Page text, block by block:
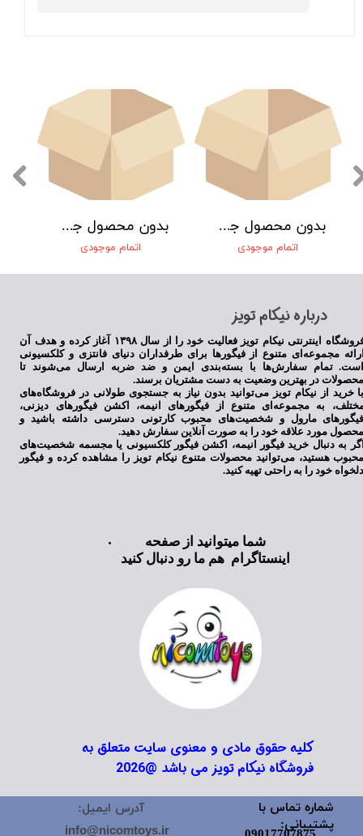
★★★★★
بدون محصول جهت نمایش
اتمام موجودی
بدون محصول جهت نمایش
اتمام موجودی
​درباره نیکام تویز
فروشگاه اینترنتی نیکام تویز فعالیت خود را از سال ۱۳۹۸ آغاز کرده و هدف آن
مجموعه‌ای متنوع از فیگورها برای طرفداران دنیای فانتزی و کلکسیونی
تمام سفارش‌ها با بسته‌بندی ایمن و ضد ضربه ارسال می‌شوند تا
در بهترین وضعیت به دست مشتریان برسند.
خرید از نیکام تویز می‌توانید بدون نیاز به جستجوی طولانی در فروشگاه‌های
به مجموعه‌ای متنوع از فیگورهای انیمه، اکشن فیگورهای دیزنی،
مارول و شخصیت‌های محبوب کارتونی دسترسی داشته باشید و
مورد علاقه خود را به صورت آنلاین سفارش دهید.
به دنبال خرید فیگور انیمه، اکشن فیگور کلکسیونی یا مجسمه شخصیت‌های
هستید، می‌توانید محصولات متنوع نیکام تویز را مشاهده کرده و فیگور
خود را به راحتی تهیه کنید.
کلیه حقوق مادی و معنوی سایت متعلق به
فروشگاه نیکام تویز می باشد @2026
شما میتوانید از صفحه
اینستاگرام هم ما رو دنبال کنید
شماره تماس با
پشتیبانی:
آدرس ایمیل:
info@nicomtoys.ir